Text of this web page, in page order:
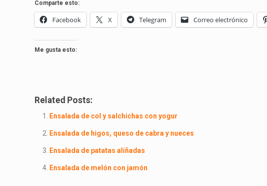
Comparte esto:
Facebook X Telegram Correo electrónico
Me gusta esto:
Related Posts:
Ensalada de col y salchichas con yogur
Ensalada de higos, queso de cabra y nueces
Ensalada de patatas aliñadas
Ensalada de melón con jamón